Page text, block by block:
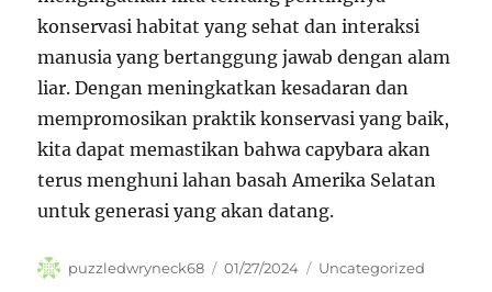
konservasi habitat yang sehat dan interaksi
manusia yang bertanggung jawab dengan alam
liar. Dengan meningkatkan kesadaran dan
mempromosikan praktik konservasi yang baik,
kita dapat memastikan bahwa capybara akan
terus menghuni lahan basah Amerika Selatan
untuk generasi yang akan datang.
Author
puzzledwryneck68
Posted
01/27/2024 Categories
Uncategorized